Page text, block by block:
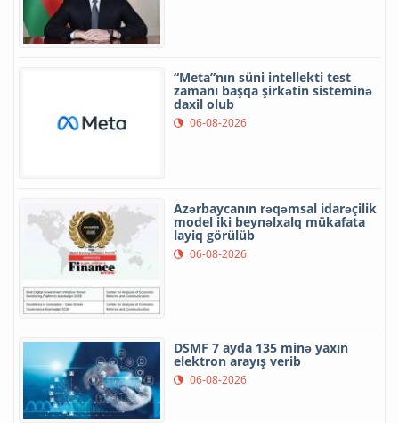
“Meta”nın süni intellekti test
zamanı başqa şirkətin sisteminə
daxil olub
06-08-2026
Azərbaycanın rəqəmsal idarəçilik
model iki beynəlxalq mükafata
layiq görülüb
06-08-2026
DSMF 7 ayda 135 minə yaxın
elektron arayış verib
06-08-2026